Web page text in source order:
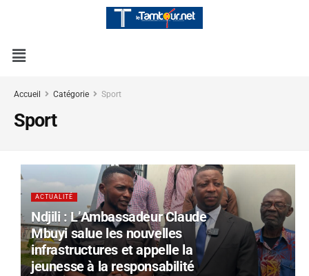
Accueil Catégorie Sport
Sport
ACTUALITÉ
Ndjili : L’Ambassadeur Claude
Mbuyi salue les nouvelles
infrastructures et appelle la
jeunesse à la responsabilité